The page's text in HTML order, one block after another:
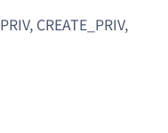
CREATE_PRIV,